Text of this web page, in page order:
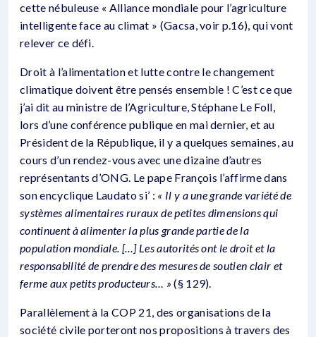
cette nébuleuse « Alliance mondiale pour l’agriculture
intelligente face au climat » (Gacsa, voir p.16), qui vont
relever ce défi.
Droit à l’alimentation et lutte contre le changement
climatique doivent être pensés ensemble ! C’est ce que
j’ai dit au ministre de l’Agriculture, Stéphane Le Foll,
lors d’une conférence publique en mai dernier, et au
Président de la République, il y a quelques semaines, au
cours d’un rendez-vous avec une dizaine d’autres
représentants d’ONG. Le pape François l’affirme dans
son encyclique Laudato si’ : « Il y a une grande variété de
systèmes alimentaires ruraux de petites dimensions qui
continuent à alimenter la plus grande partie de la
population mondiale. […] Les autorités ont le droit et la
responsabilité de prendre des mesures de soutien clair et
ferme aux petits producteurs… »(§ 129).
Parallèlement à la COP 21, des organisations de la
société civile porteront nos propositions à travers des